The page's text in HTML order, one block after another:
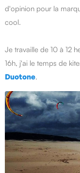
d'opinion pour la
cool.
Je travaille de 10 à 12
16h, j'ai le temps de
Duotone.